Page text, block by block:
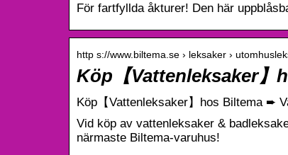
För fartfyllda åkturer! Den här
http s://www.biltema.se › leksaker ›
Köp【Vattenleksaker】
Köp【Vattenleksaker】hos Biltema ➨
Vid köp av vattenleksaker &
närmaste Biltema-varuhus!